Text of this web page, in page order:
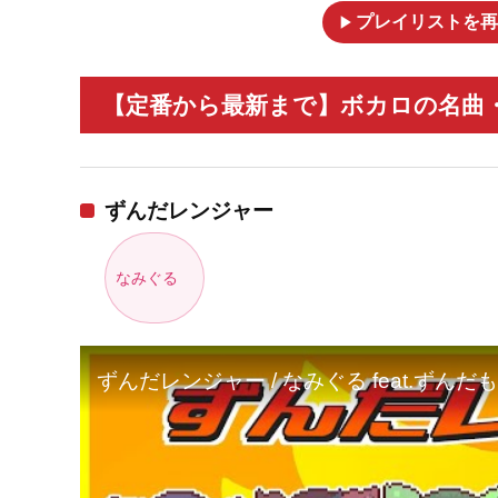
play_arrow プレイリストを
【定番から最新まで】ボカロの名曲
ずんだレンジャー
なみぐる
ずんだレンジャー / なみぐる feat.ずんだ